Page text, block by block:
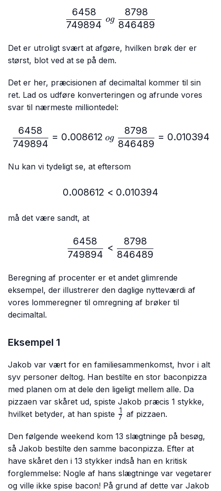
\frac{6458}{749894} \
749894
6458
og 846489
8798
Det er utroligt svært at afgøre, hvilken brøk der er
størst, blot ved at se på dem.
Det er her, præcisionen af decimaltal kommer til sin
ret. Lad os udføre konverteringen og afrunde vores
svar til nærmeste milliontedel:
749894
6458
= 0.008612 og 846489
8798
= 0.010394
Nu kan vi tydeligt se, at eftersom
0.008612 < 0.010394
0.008612 < 0.010394
må det være sandt, at
\frac{6458}{749894} <
749894
6458
<
846489
8798
Beregning af procenter er et andet glimrende
eksempel, der illustrerer den daglige nytteværdi af
vores lommeregner til omregning af brøker til
decimaltal.
Eksempel 1
Jakob var vært for en familiesammenkomst, hvor i alt
syv personer deltog. Han bestilte en stor baconpizza
med planen om at dele den ligeligt mellem alle. Da
pizzaen var skåret ud, spiste Jakob præcis 1 stykke,
hvilket betyder, at han spiste \frac{1}
7
1 af pizzaen.
Den følgende weekend kom 13 slægtninge på besøg,
så Jakob bestilte den samme baconpizza. Efter at
have skåret den i 13 stykker indså han en kritisk
forglemmelse: Nogle af hans slægtninge var vegetarer
og ville ikke spise bacon! På grund af dette var Jakob